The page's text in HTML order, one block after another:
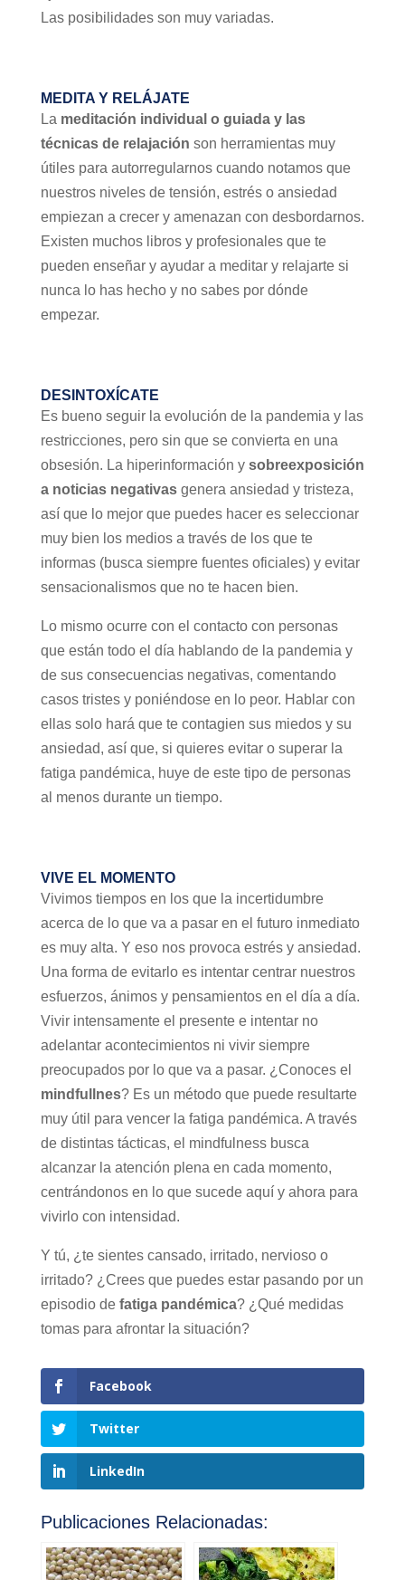
Las posibilidades son muy variadas.
MEDITA Y RELÁJATE
La meditación individual o guiada y las
técnicas de relajación son herramientas muy
útiles para autorregularnos cuando notamos que
nuestros niveles de tensión, estrés o ansiedad
empiezan a crecer y amenazan con desbordarnos.
Existen muchos libros y profesionales que te
pueden enseñar y ayudar a meditar y relajarte si
nunca lo has hecho y no sabes por dónde
empezar.
DESINTOXÍCATE
Es bueno seguir la evolución de la pandemia y las
restricciones, pero sin que se convierta en una
obsesión. La hiperinformación y sobreexposición
a noticias negativasgenera ansiedad y tristeza,
así que lo mejor que puedes hacer es seleccionar
muy bien los medios a través de los que te
informas (busca siempre fuentes oficiales) y evitar
sensacionalismos que no te hacen bien.
Lo mismo ocurre con el contacto con personas
que están todo el día hablando de la pandemia y
de sus consecuencias negativas, comentando
casos tristes y poniéndose en lo peor. Hablar con
ellas solo hará que te contagien sus miedos y su
ansiedad, así que, si quieres evitar o superar la
fatiga pandémica, huye de este tipo de personas
al menos durante un tiempo.
VIVE EL MOMENTO
Vivimos tiempos en los que la incertidumbre
acerca de lo que va a pasar en el futuro inmediato
es muy alta. Y eso nos provoca estrés y ansiedad.
Una forma de evitarlo es intentar centrar nuestros
esfuerzos, ánimos y pensamientos en el día a día.
Vivir intensamente el presente e intentar no
adelantar acontecimientos ni vivir siempre
preocupados por lo que va a pasar. ¿Conoces el
mindfullnes? Es un método que puede resultarte
muy útil para vencer la fatiga pandémica. A través
de distintas tácticas, el mindfulness busca
alcanzar la atención plena en cada momento,
centrándonos en lo que sucede aquí y ahora para
vivirlo con intensidad.
Y tú, ¿te sientes cansado, irritado, nervioso o
irritado? ¿Crees que puedes estar pasando por un
episodio de fatiga pandémica? ¿Qué medidas
tomas para afrontar la situación?
Facebook
Twitter
LinkedIn
Publicaciones Relacionadas: